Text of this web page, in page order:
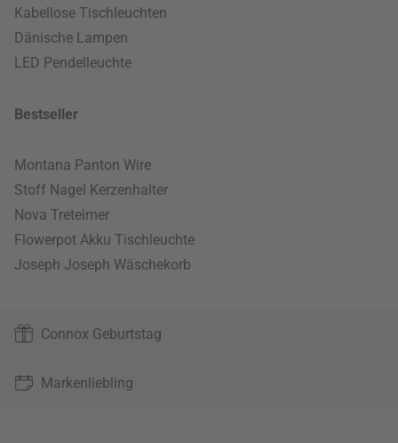
Kabellose Tischleuchten
Dänische Lampen
LED Pendelleuchte
Bestseller
Montana Panton Wire
Stoff Nagel Kerzenhalter
Nova Treteimer
Flowerpot Akku Tischleuchte
Joseph Joseph Wäschekorb
Connox Geburtstag
Markenliebling